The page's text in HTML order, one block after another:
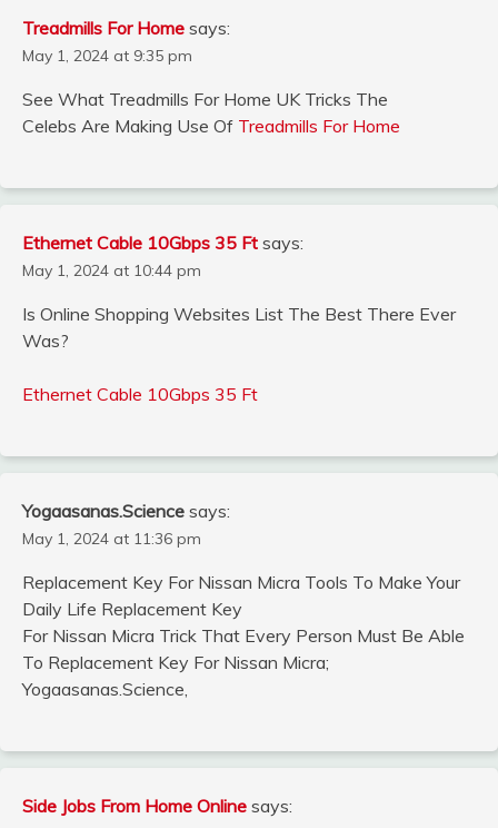
Treadmills For Home says:
May 1, 2024 at 9:35 pm
See What Treadmills For Home UK Tricks The
Celebs Are Making Use Of Treadmills For Home
Ethernet Cable 10Gbps 35 Ft says:
May 1, 2024 at 10:44 pm
Is Online Shopping Websites List The Best There Ever
Was?
Ethernet Cable 10Gbps 35 Ft
Yogaasanas.Science says:
May 1, 2024 at 11:36 pm
Replacement Key For Nissan Micra Tools To Make Your
Daily Life Replacement Key
For Nissan Micra Trick That Every Person Must Be Able
To Replacement Key For Nissan Micra;
Yogaasanas.Science,
Side Jobs From Home Online says: